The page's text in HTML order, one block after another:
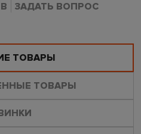
ЗАДАТЬ ВОПРОС
ТОВАРЫ
ТОВАРЫ